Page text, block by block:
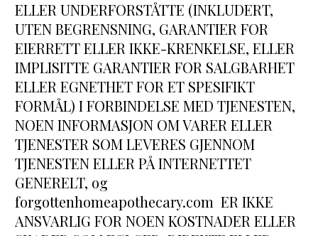
ELLER UNDERFORSTÅTTE (INKLUDERT,
UTEN BEGRENSNING, GARANTIER FOR
EIERRETT ELLER IKKE-KRENKELSE, ELLER
IMPLISITTE GARANTIER FOR SALGBARHET
ELLER EGNETHET FOR ET SPESIFIKT
FORMÅL) I FORBINDELSE MED TJENESTEN,
NOEN INFORMASJON OM VARER ELLER
TJENESTER SOM LEVERES GJENNOM
TJENESTEN ELLER PÅ INTERNETTET
GENERELT, og
forgottenhomeapothecary.com  ER IKKE
ANSVARLIG FOR NOEN KOSTNADER ELLER